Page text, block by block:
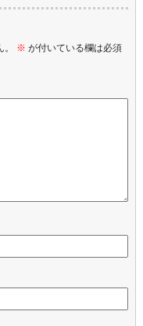
※ が付いている欄は必須